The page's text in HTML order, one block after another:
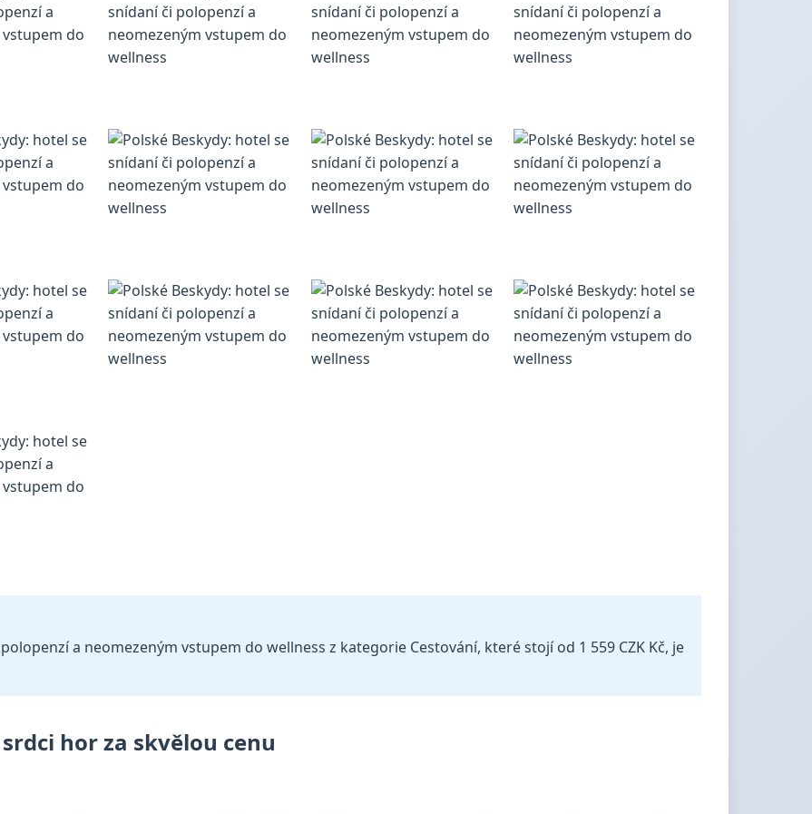
a neomezeným vstupem do wellness z kategorie Cestování, které stojí od 1 559 CZK Kč, je
hor za skvělou cenu